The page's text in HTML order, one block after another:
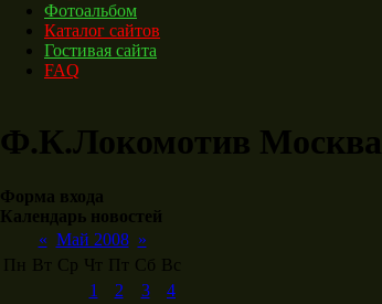
Фотоальбом
Каталог сайтов
Гостивая сайта
FAQ
Ф.К.Локомотив Москва
Форма входа
Календарь новостей
« Май 2008 »
Пн Вт Ср Чт Пт Сб Вс
1
2 3
4